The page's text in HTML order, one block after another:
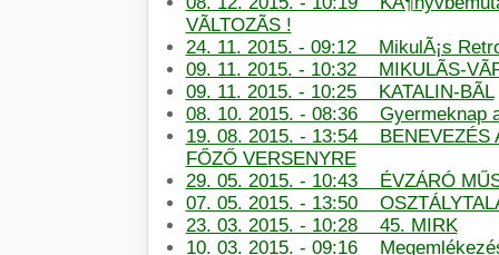
VÃLTOZÃS !
24. 11. 2015. - 09:12 MikulÃ¡s
09. 11. 2015. - 10:32 MIKULÃS-
09. 11. 2015. - 10:25 KATALIN-BÃL
08. 10. 2015. - 08:36 Gyermeknap
19. 08. 2015. - 13:54 BENEVEZÉS
FŐZŐ VERSENYRE
29. 05. 2015. - 10:43 ÉVZÁRÓ
07. 05. 2015. - 13:50
23. 03. 2015. - 10:28 45. MIRK
10. 03. 2015. - 09:16